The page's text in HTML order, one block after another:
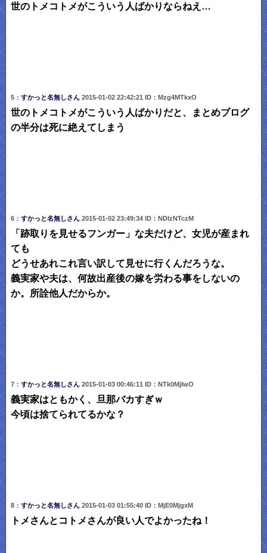
世のトメコトメがこういう人ばかりならねえ…
5： すかっと名無しさん 2015-01-02 22:42:21 ID：Mzg4MTkxO
世のトメコトメがこういう人ばかりだと、まとめブログ
の半分は死に絶えてしまう
6： すかっと名無しさん 2015-01-02 23:49:34 ID：NDIzNTczM
「跡取りを見せるフンガー」な夫だけど、女児が産まれ
ても
どうせあれこれ言い訳して見せに行くんだろうな。
義実家や夫は、何故出産後の嫁を労わる事をしないの
か。所詮他人だからか。
7： すかっと名無しさん 2015-01-03 00:46:11 ID：NTk0MjIwO
義実家はともかく、旦那バカすぎｗ
今頃は捨てられてるかな？
8： すかっと名無しさん 2015-01-03 01:55:40 ID：MjE0MjgxM
トメさんとコトメさんが良い人でよかったね！